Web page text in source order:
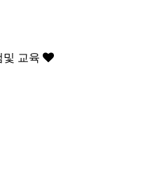
및 교육